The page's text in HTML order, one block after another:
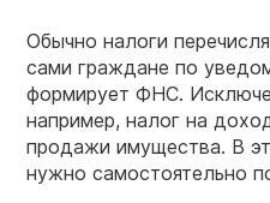
Обычно налоги
сами граждане по
формирует ФНС.
например, налог на
продажи имущества. В
нужно самостоятельно